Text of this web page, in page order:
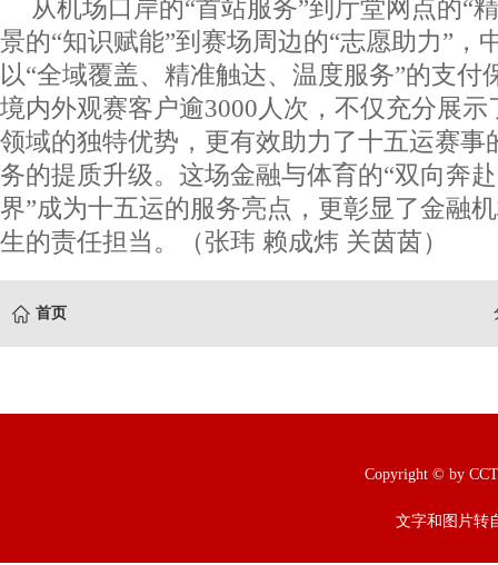
从机场口岸的“首站服务”到厅堂网点的“
景的“知识赋能”到赛场周边的“志愿助力”，
以“全域覆盖、精准触达、温度服务”的支付
境内外观赛客户逾3000人次，不仅充分展
领域的独特优势，更有效助力了十五运赛事
务的提质升级。这场金融与体育的“双向奔
界”成为十五运的服务亮点，更彰显了金融
生的责任担当。（张玮 赖成炜 关茵茵）
首页
Copyright © by
文字和图片转